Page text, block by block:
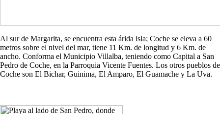
Al sur de Margarita, se encuentra esta árida isla; Coche se eleva a 60
metros sobre el nivel del mar, tiene 11 Km. de longitud y 6 Km. de
ancho. Conforma el Municipio Villalba, teniendo como Capital a San
Pedro de Coche, en la Parroquia Vicente Fuentes. Los otros pueblos de
Coche son El Bichar, Guinima, El Amparo, El Guamache y La Uva.